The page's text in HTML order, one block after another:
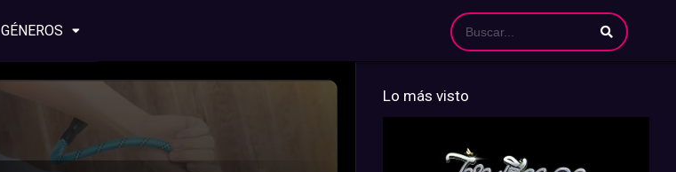
GÉNEROS
Lo más visto